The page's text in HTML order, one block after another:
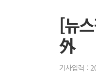
[뉴
外
기사입력 :